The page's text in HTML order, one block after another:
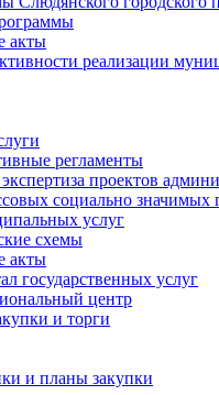
акты
реализации
регламенты
проектов
социально значимых
услуг
схемы
акты
государственных услуг
центр
и торги
и планы закупки